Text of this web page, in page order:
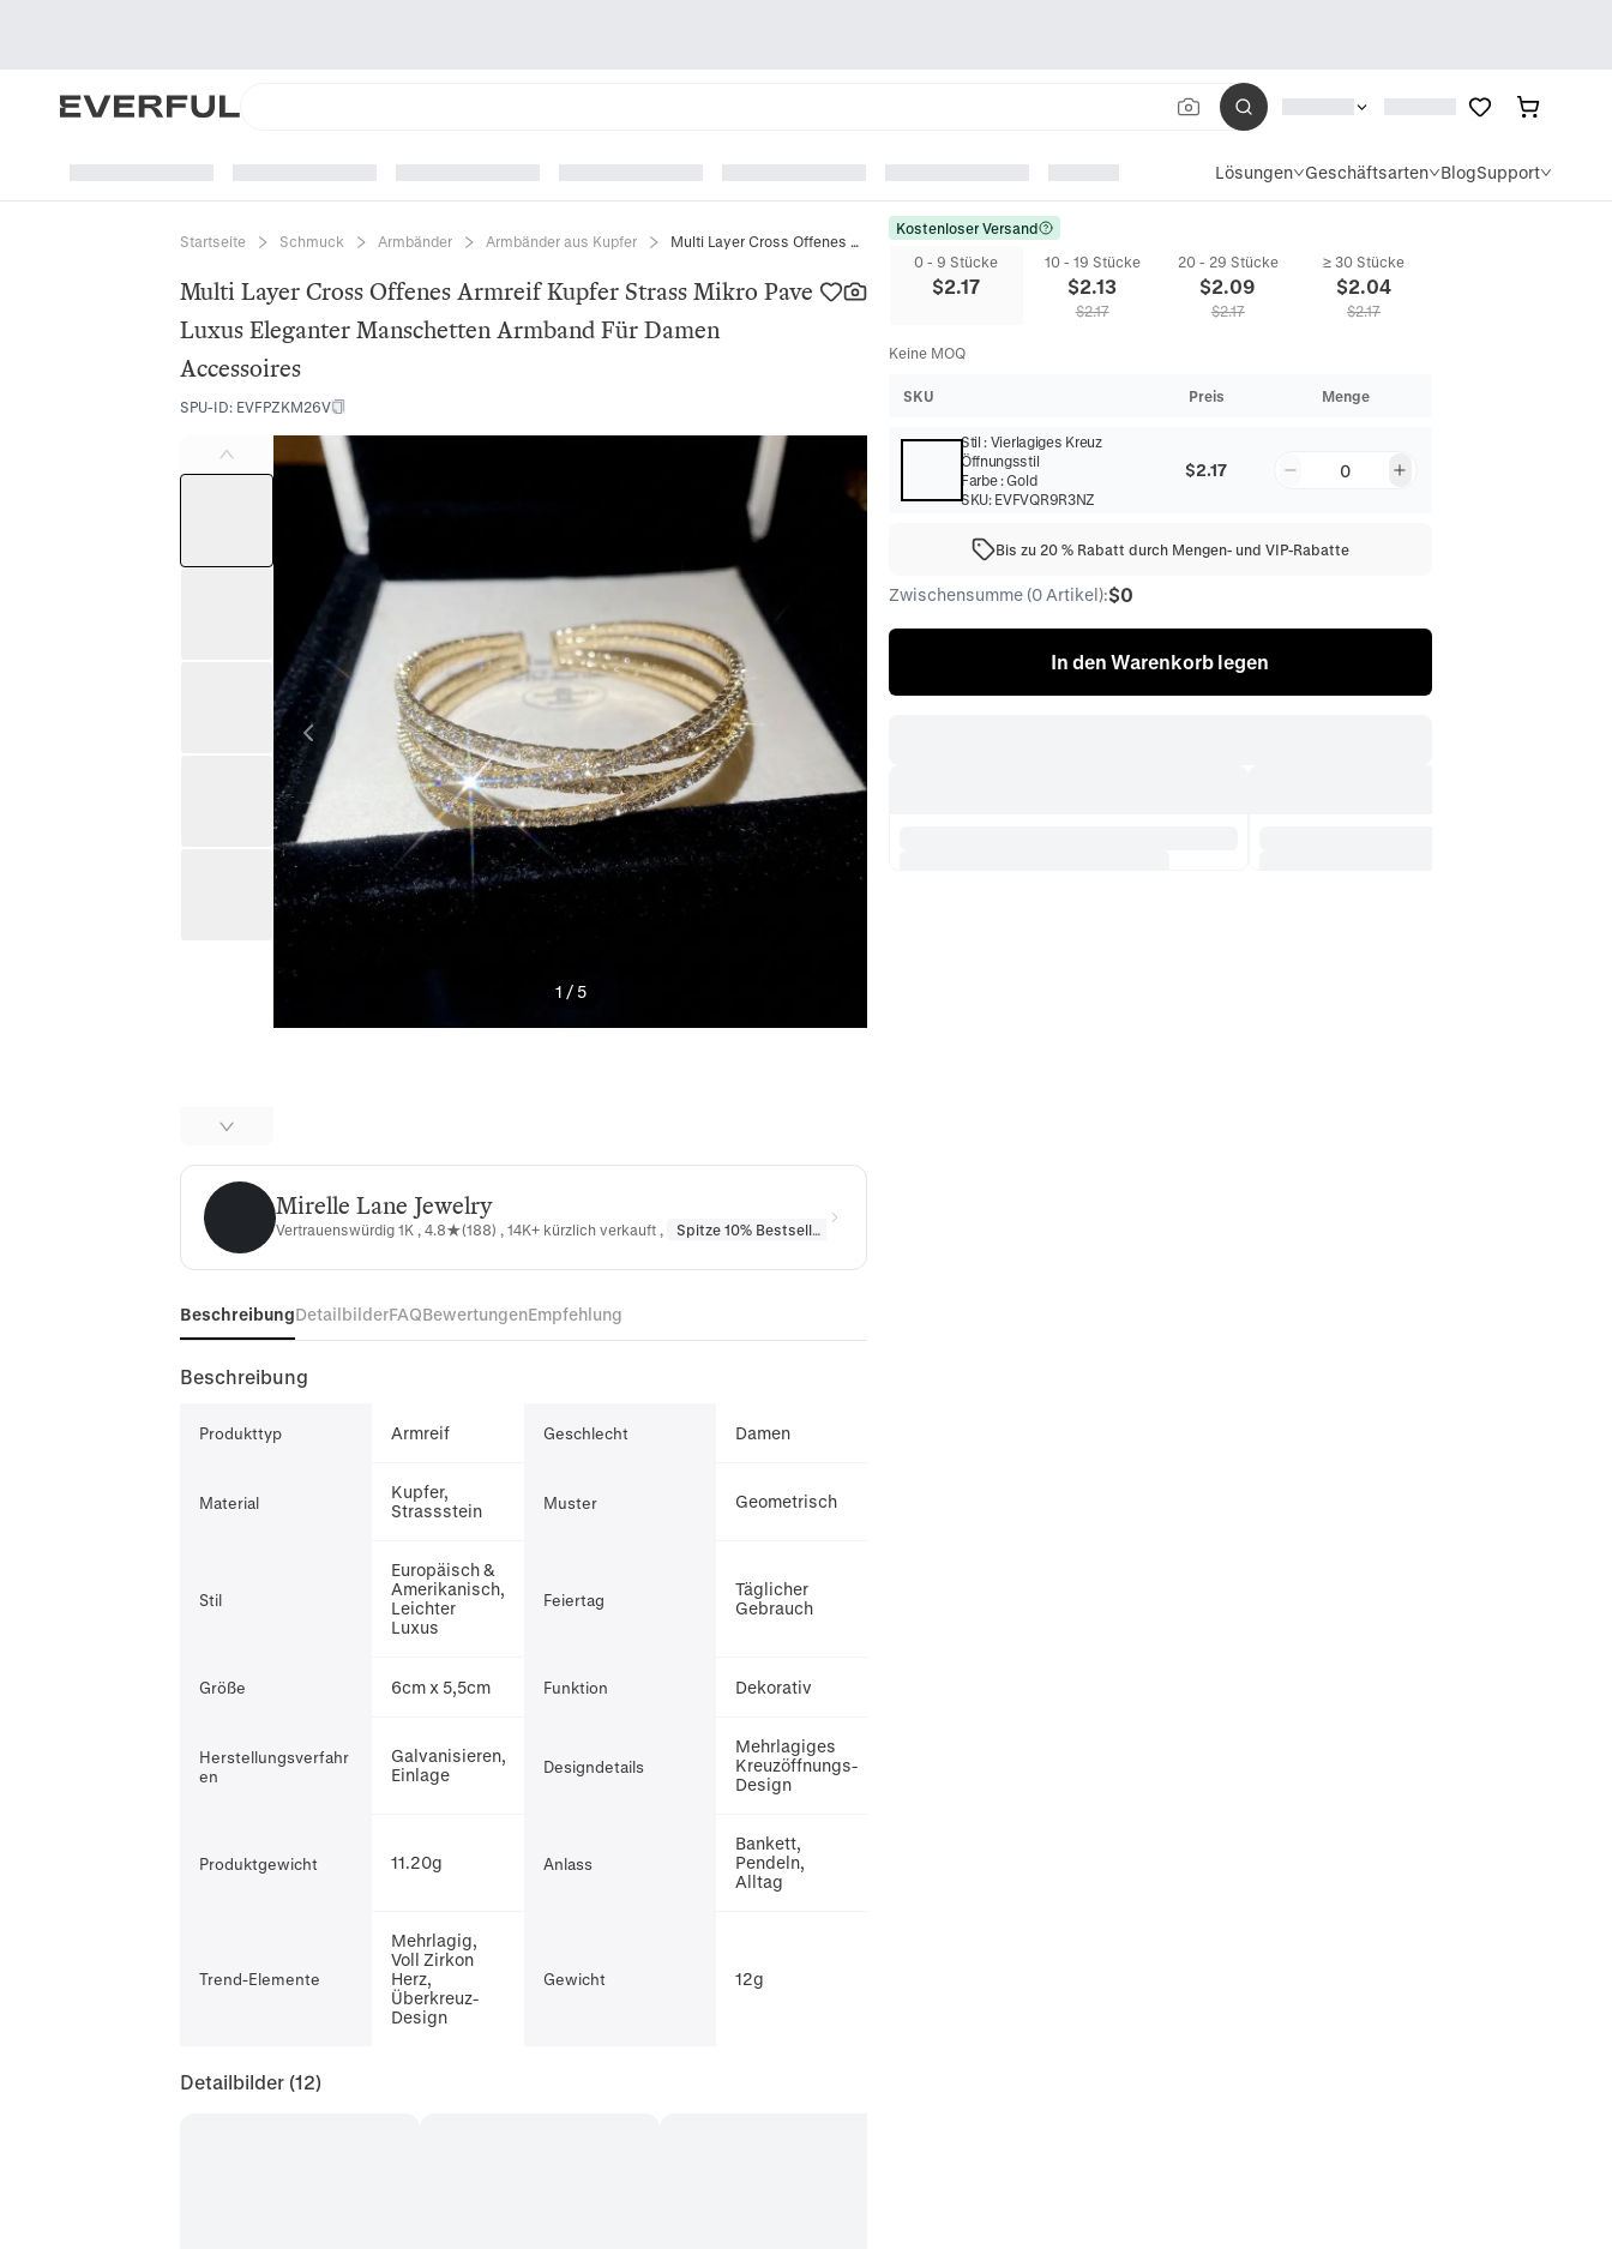
Lösungen Geschäftsarten BlogSupport
Startseite Schmuck Armbänder Armbänder aus Kupfer Multi Layer Cross Offenes Armreif Kupfer Strass Mikro Pave Luxus Eleganter Manschetten Armband Für Damen Accessoires
Multi Layer Cross Offenes Armreif Kupfer Strass Mikro Pave
Luxus Eleganter Manschetten Armband Für Damen
Accessoires
SPU-ID: EVFPZKM26V
1 / 5
Mirelle Lane Jewelry
Mirelle Lane Jewelry
Vertrauenswürdig 1K , 4.8★(188) , 14K+ kürzlich verkauft , Spitze 10% Bestseller
BeschreibungDetailbilderFAQBewertungenEmpfehlung
Beschreibung
Produkttyp Armreif Geschlecht Damen
Material
Kupfer,
Strassstein
Muster Geometrisch
Stil
Europäisch &
Amerikanisch,
Leichter
Luxus
Feiertag
Täglicher
Gebrauch
Größe 6cm x 5,5cm Funktion Dekorativ
Herstellungsverfahr
en
Galvanisieren,
Einlage
Designdetails
Mehrlagiges
Kreuzöffnungs-
Design
Produktgewicht 11.20g Anlass
Bankett,
Pendeln,
Alltag
Trend-Elemente
Mehrlagig,
Voll Zirkon
Herz,
Überkreuz-
Design
Gewicht 12g
Detailbilder (12)
Kostenloser Versand
0 - 9 Stücke
$2.17
10 - 19 Stücke
$2.13
$2.17
20 - 29 Stücke
$2.09
$2.17
≥ 30 Stücke
$2.04
$2.17
Keine MOQ
SKU Preis Menge
Stil : Vierlagiges Kreuz
Öffnungsstil
Farbe:Gold
SKU: EVFVQR9R3NZ
$2.17 0
Bis zu 20 % Rabatt durch Mengen- und VIP-Rabatte
Zwischensumme (0 Artikel):$0
In den Warenkorb legen